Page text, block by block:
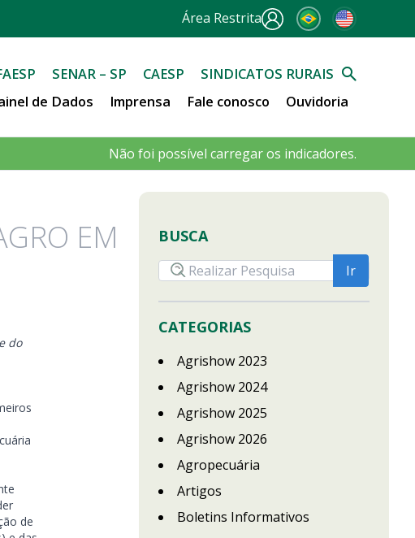
Área Restrita
SENAR – SP CAESP
SINDICATOS RURAIS
de Dados Imprensa Fale conosco Ouvidoria
Não foi possível carregar os indicadores.
EM
do
de
BUSCA
CATEGORIAS
Agrishow 2023
Agrishow 2024
Agrishow 2025
Agrishow 2026
Agropecuária
Artigos
Boletins Informativos